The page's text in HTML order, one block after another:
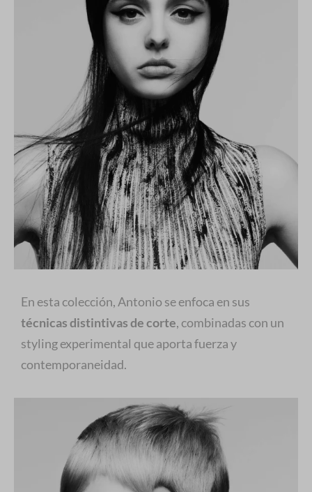
En esta colección, Antonio se enfoca en sus
técnicas distintivas de corte, combinadas con un
styling experimental que aporta fuerza y
contemporaneidad.